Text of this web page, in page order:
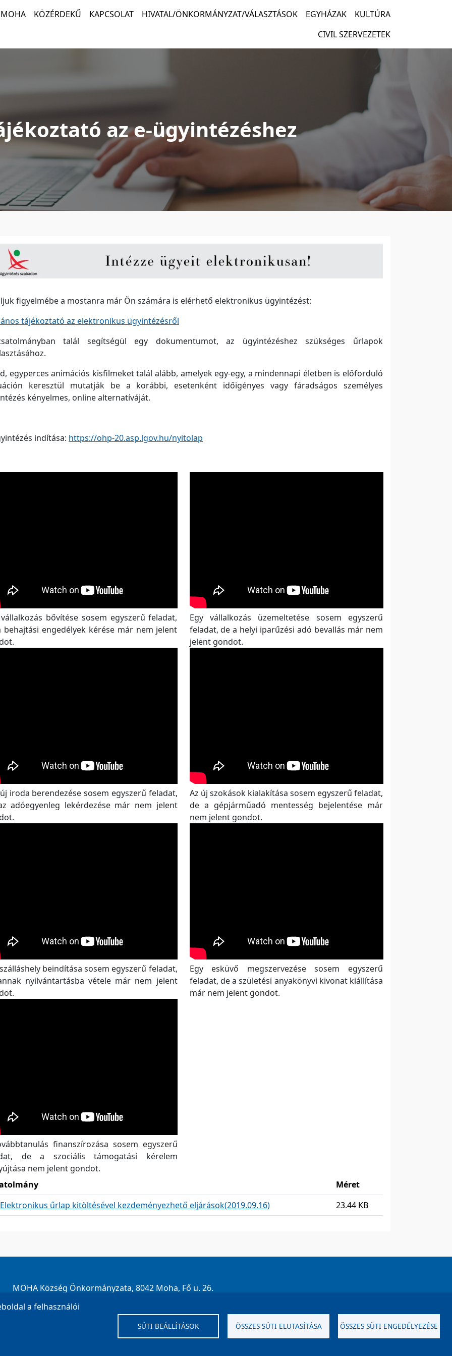
MOHA KÖZÉRDEKŰ KAPCSOLAT HIVATAL/ÖNKORMÁNYZAT/VÁLASZTÁSOK EGYHÁZAK
KULTÚRA
CIVIL SZERVEZETEK
az e-ügyintézéshez
figyelmébe a mostanra már Ön számára is elérhető elektronikus ügyintézést:
tájékoztató az elektronikus ügyintézésről
talál segítségül egy dokumentumot, az ügyintézéshez szükséges űrlapok
egyperces animációs kisfilmeket talál alább, amelyek egy-egy, a mindennapi életben is előforduló
keresztül mutatják be a korábbi, esetenként időigényes vagy fáradságos személyes
kényelmes, online alternatíváját.
indítása: https://ohp-20.asp.lgov.hu/nyitolap
bővítése sosem egyszerű feladat,
behajtási engedélyek kérése már nem jelent
Egy vállalkozás üzemeltetése sosem egyszerű
feladat, de a helyi iparűzési adó bevallás már nem
jelent gondot.
iroda berendezése sosem egyszerű feladat,
adóegyenleg lekérdezése már nem jelent
Az új szokások kialakítása sosem egyszerű feladat,
de a gépjárműadó mentesség bejelentése már
nem jelent gondot.
beindítása sosem egyszerű feladat,
nyilvántartásba vétele már nem jelent
Egy esküvő megszervezése sosem egyszerű
feladat, de a születési anyakönyvi kivonat kiállítása
már nem jelent gondot.
finanszírozása sosem egyszerű
de a szociális támogatási kérelem
nem jelent gondot.
Méret
Elektronikus űrlap kitöltésével kezdeményezhető eljárások(2019.09.16)
23.44 KB
a felhasználói
SÜTI BEÁLLÍTÁSOK ÖSSZES SÜTI ELUTASÍTÁSA ÖSSZES SÜTI ENGEDÉLYEZÉSE
MOHA Község Önkormányzata, 8042 Moha, Fő u. 26.
Impresszum